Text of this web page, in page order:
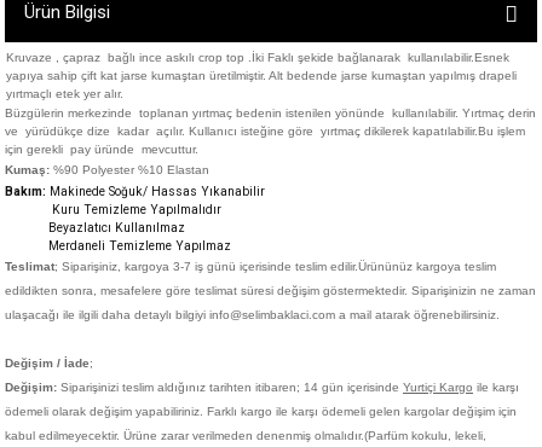
Ürün Bilgisi
Kruvaze , çapraz bağlı ince askılı crop top .İki Faklı şekide bağlanarak kullanılabilir.Esnek
yapıya sahip çift kat jarse kumaştan üretilmiştir. Alt bedende jarse kumaştan yapılmış drapeli
yırtmaçlı etek yer alır.
Büzgülerin merkezinde toplanan yırtmaç bedenin istenilen yönünde kullanılabilir. Yırtmaç derin
ve yürüdükçe dize kadar açılır. Kullanıcı isteğine göre yırtmaç dikilerek kapatılabilir.Bu işlem
için gerekli pay üründe mevcuttur.
Kumaş: %90 Polyester %10 Elastan
Bakım: Makinede Soğuk/ Hassas Yıkanabilir
Kuru Temizleme Yapılmalıdır
Beyazlatıcı Kullanılmaz
Merdaneli Temizleme Yapılmaz
Teslimat; Siparişiniz, kargoya 3-7 iş günü içerisinde teslim edilir.Ürününüz kargoya teslim
edildikten sonra, mesafelere göre teslimat süresi değişim göstermektedir. Siparişinizin ne zaman
ulaşacağı ile ilgili daha detaylı bilgiyi info@selimbaklaci.com a mail atarak öğrenebilirsiniz.
Değişim / İade;
Değişim: Siparişinizi teslim aldığınız tarihten itibaren; 14 gün içerisinde Yurtiçi Kargo ile karşı
ödemeli olarak değişim yapabiliriniz. Farklı kargo ile karşı ödemeli gelen kargolar değişim için
kabul edilmeyecektir. Ürüne zarar verilmeden denenmiş olmalıdır.(Parfüm kokulu, lekeli,